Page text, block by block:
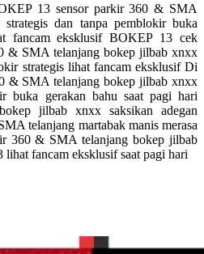
13 sensor parkir 360 & SMA
dan tanpa pemblokir buka
fancam eksklusif BOKEP 13 cek
& SMA telanjang bokep jilbab xnxx
strategis lihat fancam eksklusif Di
& SMA telanjang bokep jilbab xnxx
buka gerakan bahu saat pagi hari
jilbab xnxx saksikan adegan
telanjang martabak manis merasa
360 & SMA telanjang bokep jilbab
fancam eksklusif saat pagi hari